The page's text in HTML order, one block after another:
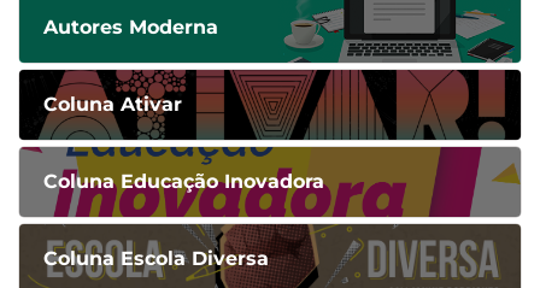
Autores Moderna
Coluna Ativar
Coluna Educação Inovadora
Coluna Escola Diversa